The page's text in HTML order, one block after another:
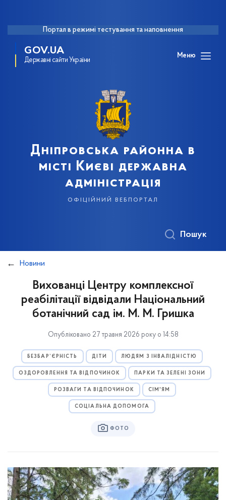
Портал в режимі тестування та наповнення
GOV.UA
Державні сайти України
Меню
Дніпровська районна в
місті Києві державна
адміністрація
офіційний вебпортал
Пошук
Новини
Вихованці Центру комплексної
реабілітації відвідали Національний
ботанічний сад ім. М. М. Гришка
Опубліковано 27 травня 2026 року о 14:58
БЕЗБАР’ЄРНІСТЬ ДІТИ ЛЮДЯМ З ІНВАЛІДНІСТЮ
ОЗДОРОВЛЕННЯ ТА ВІДПОЧИНОК ПАРКИ ТА ЗЕЛЕНІ ЗОНИ
РОЗВАГИ ТА ВІДПОЧИНОК СІМ'ЯМ
СОЦІАЛЬНА ДОПОМОГА
ФОТО